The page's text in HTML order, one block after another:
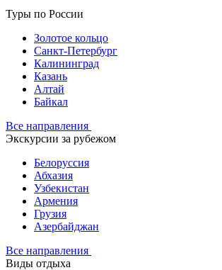
Туры по России
Золотое кольцо
Санкт-Петербург
Калининград
Казань
Алтай
Байкал
Все направления
Экскурсии за рубежом
Белоруссия
Абхазия
Узбекистан
Армения
Грузия
Азербайджан
Все направления
Виды отдыха